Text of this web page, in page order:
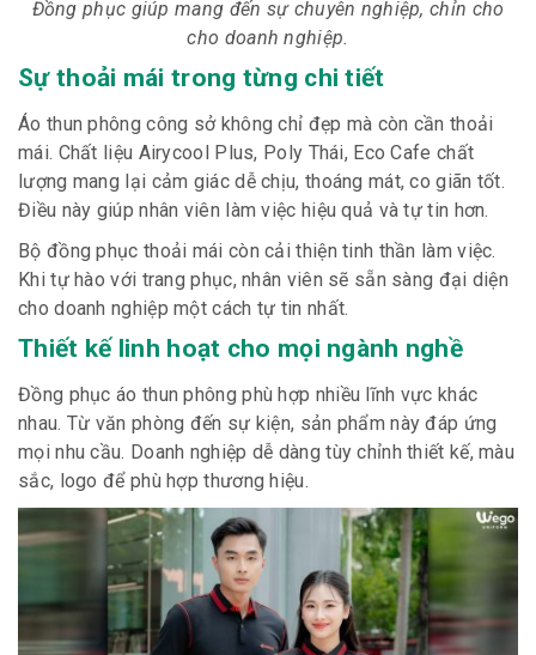
Đồng phục giúp mang đến sự chuyên nghiệp, chỉn cho
cho doanh nghiệp.
Sự thoải mái trong từng chi tiết
Áo thun phông công sở không chỉ đẹp mà còn cần thoải
mái. Chất liệu Airycool Plus, Poly Thái, Eco Cafe chất
lượng mang lại cảm giác dễ chịu, thoáng mát, co giãn tốt.
Điều này giúp nhân viên làm việc hiệu quả và tự tin hơn.
Bộ đồng phục thoải mái còn cải thiện tinh thần làm việc.
Khi tự hào với trang phục, nhân viên sẽ sẵn sàng đại diện
cho doanh nghiệp một cách tự tin nhất.
Thiết kế linh hoạt cho mọi ngành nghề
Đồng phục áo thun phông phù hợp nhiều lĩnh vực khác
nhau. Từ văn phòng đến sự kiện, sản phẩm này đáp ứng
mọi nhu cầu. Doanh nghiệp dễ dàng tùy chỉnh thiết kế, màu
sắc, logo để phù hợp thương hiệu.